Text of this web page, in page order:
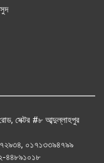
সেক্টর #৮ আব্দুল্লাহপুর
০১৭১৩৩৯৪৭৯৯
৪৪৮৯১০১৮